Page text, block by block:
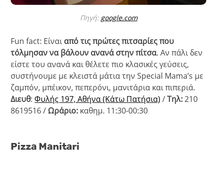
Πηγή: google.com
Fun fact: Είναι από τις πρώτες πιτσαρίες που
τόλμησαν να βάλουν ανανά στην πίτσα. Αν πάλι δεν
είστε του ανανά και θέλετε πιο κλασικές γεύσεις,
συστήνουμε με κλειστά μάτια την Special Mama’s με
ζαμπόν, μπέικον, πεπερόνι, μανιτάρια και πιπεριά.
Διευθ:Φυλής 197, Αθήνα (Κάτω Πατήσια) /Τηλ:210
8619516 /Ωράριο: καθημ. 11:30-00:30
Pizza Manitari